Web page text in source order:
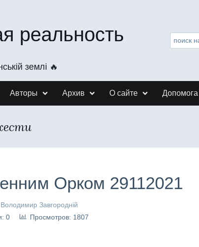
реальность
землі 🔥
Авторы Архив О сайте Допомога
Орком 29112021
Володимир Завгородній
0 Просмотров: 1807